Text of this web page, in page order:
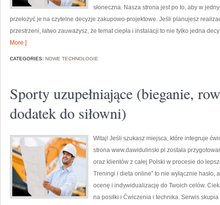
słoneczna. Nasza strona jest po to, aby w
przełożyć je na czytelne decyzje zakupowo-projektowe. Jeśli planujesz
przestrzeni, łatwo zauważysz, że temat ciepła i instalacji to nie tylko jedna
More ]
CATEGORIES: NOWE TECHNOLOGIE
Sporty uzupełniające (bieganie,
dodatek do siłowni)
Witaj! Jeśli szukasz miejsca, które integruje
strona www.dawidulinski.pl została
oraz klientów z całej Polski w procesie do
Treningi i dieta online” to nie wyłącznie
ocenę i indywidualizację do Twoich celów.
na posiłki i Ćwiczenia i technika. Serwis